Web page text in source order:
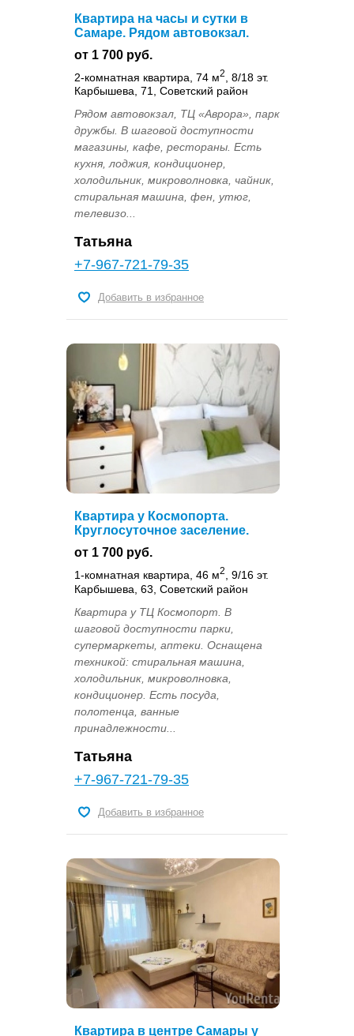
Квартира на часы и сутки в
Самаре. Рядом автовокзал.
от 1 700 руб.
2-комнатная квартира, 74 м2
, 8/18 эт.
Карбышева, 71, Советский район
Рядом автовокзал, ТЦ «Аврора», парк
дружбы. В шаговой доступности
магазины, кафе, рестораны. Есть
кухня, лоджия, кондиционер,
холодильник, микроволновка, чайник,
стиральная машина, фен, утюг,
телевизо...
Татьяна
+7-967-721-79-35
Добавить в избранное
Квартира у Космопорта.
Круглосуточное заселение.
от 1 700 руб.
1-комнатная квартира, 46 м2
, 9/16 эт.
Карбышева, 63, Советский район
Квартира у ТЦ Космопорт. В
шаговой доступности парки,
супермаркеты, аптеки. Оснащена
техникой: стиральная машина,
холодильник, микроволновка,
кондиционер. Есть посуда,
полотенца, ванные
принадлежности...
Татьяна
+7-967-721-79-35
Добавить в избранное
Квартира в центре Самары у